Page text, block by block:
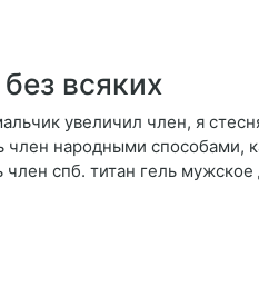
всяких
увеличил член, я
член народными
спб. титан гель